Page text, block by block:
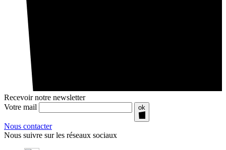
Recevoir notre newsletter
Votre mail
ok
Nous contacter
Nous suivre sur les réseaux sociaux